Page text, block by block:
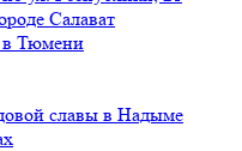
Салават
в Тюмени
славы в Надыме